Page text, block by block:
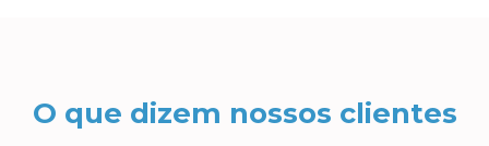
O que dizem nossos clientes